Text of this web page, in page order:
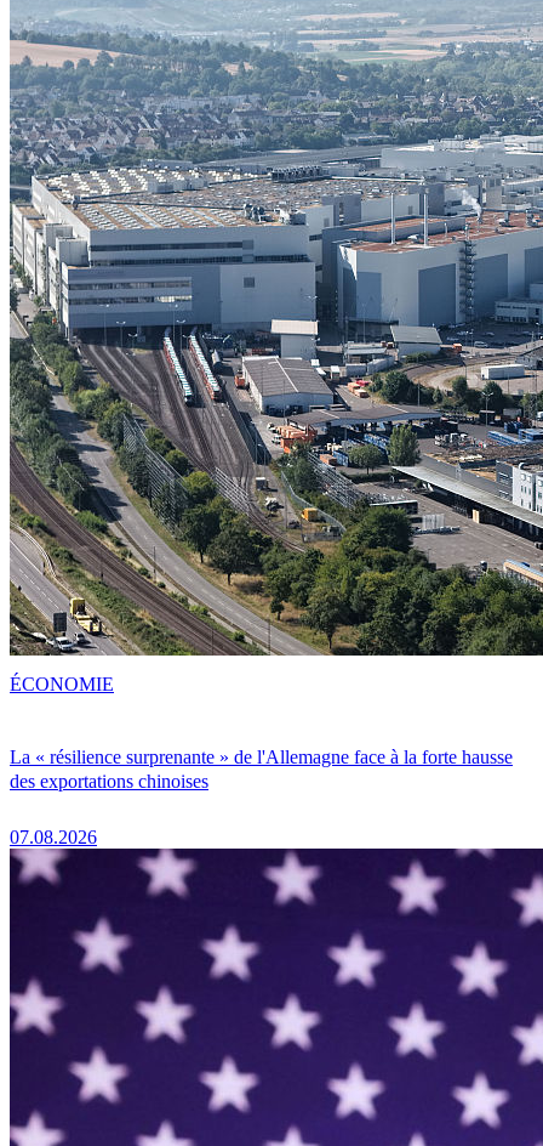
La « résilience surprenante » de l'Allemagne face à la forte hausse
des exportations chinoises
07.08.2026
ÉCONOMIE